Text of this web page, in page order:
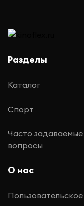
Разделы
Каталог
Спорт
Часто задаваемые
вопросы
О нас